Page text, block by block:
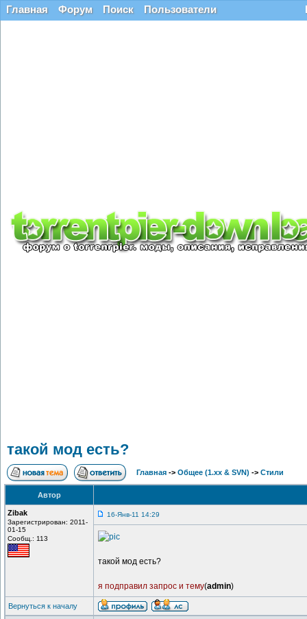
Главная Форум Поиск Пользователи
такой мод есть?
Главная -> Общее (1.хх & SVN) -> Стили
Автор
Zibak
Зарегистрирован: 2011-
01-15
Сообщ.: 113
16-Янв-11 14:29
такой мод есть?
я подправил запрос и тему(admin)
Вернуться к началу